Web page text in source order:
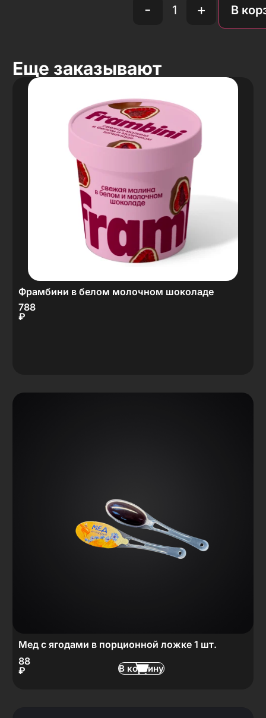
- + В
Еще заказывают
Фрамбини в белом молочном шоколаде
788
₽
Мед с ягодами в порционной ложке 1 шт.
88
₽
В корзину